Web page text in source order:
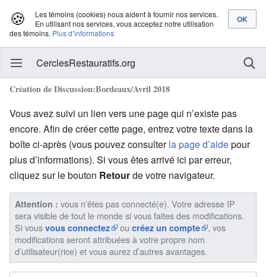
🍪
Les témoins (cookies) nous aident à fournir nos services.
En utilisant nos services, vous acceptez notre utilisation
des témoins. Plus d’informations
CerclesRestauratifs.org
Création de Discussion:Bordeaux/Avril 2018
Vous avez suivi un lien vers une page qui n’existe pas
encore. Afin de créer cette page, entrez votre texte dans la
boîte ci-après (vous pouvez consulterla page d’aidepour
plus d’informations). Si vous êtes arrivé ici par erreur,
cliquez sur le bouton Retourde votre navigateur.
Attention : vous n’êtes pas connecté(e). Votre adresse IP
sera visible de tout le monde si vous faites des modifications.
Si vous vous connectez ou créez un compte
, vos
modifications seront attribuées à votre propre nom
d’utilisateur(rice) et vous aurez d’autres avantages.